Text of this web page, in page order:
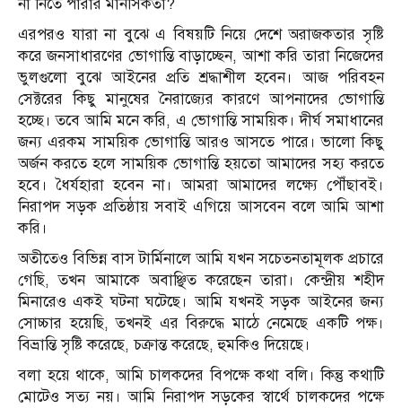
না নিতে পারার মানসিকতা?
এরপরও যারা না বুঝে এ বিষয়টি নিয়ে দেশে অরাজকতার সৃষ্টি
করে জনসাধারণের ভোগান্তি বাড়াচ্ছেন, আশা করি তারা নিজেদের
ভুলগুলো বুঝে আইনের প্রতি শ্রদ্ধাশীল হবেন। আজ পরিবহন
সেক্টরের কিছু মানুষের নৈরাজ্যের কারণে আপনাদের ভোগান্তি
হচ্ছে। তবে আমি মনে করি, এ ভোগান্তি সাময়িক। দীর্ঘ সমাধানের
জন্য এরকম সাময়িক ভোগান্তি আরও আসতে পারে। ভালো কিছু
অর্জন করতে হলে সাময়িক ভোগান্তি হয়তো আমাদের সহ্য করতে
হবে। ধৈর্যহারা হবেন না। আমরা আমাদের লক্ষ্যে পৌঁছাবই।
নিরাপদ সড়ক প্রতিষ্ঠায় সবাই এগিয়ে আসবেন বলে আমি আশা
করি।
অতীতেও বিভিন্ন বাস টার্মিনালে আমি যখন সচেতনতামূলক প্রচারে
গেছি, তখন আমাকে অবাঞ্ছিত করেছেন তারা। কেন্দ্রীয় শহীদ
মিনারেও একই ঘটনা ঘটেছে। আমি যখনই সড়ক আইনের জন্য
সোচ্চার হয়েছি, তখনই এর বিরুদ্ধে মাঠে নেমেছে একটি পক্ষ।
বিভ্রান্তি সৃষ্টি করেছে, চক্রান্ত করেছে, হুমকিও দিয়েছে।
বলা হয়ে থাকে, আমি চালকদের বিপক্ষে কথা বলি। কিন্তু কথাটি
মোটেও সত্য নয়। আমি নিরাপদ সড়কের স্বার্থে চালকদের পক্ষে